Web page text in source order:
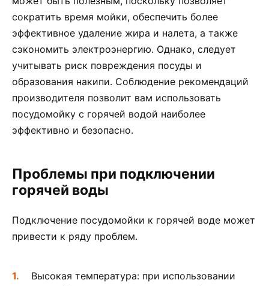
сократить время мойки, обеспечить более
эффективное удаление жира и налета, а также
сэкономить электроэнергию. Однако, следует
учитывать риск повреждения посуды и
образования накипи. Соблюдение рекомендаций
производителя позволит вам использовать
посудомойку с горячей водой наиболее
эффективно и безопасно.
Проблемы при подключении
горячей воды
Подключение посудомойки к горячей воде может
привести к ряду проблем.
Высокая температура: при использовании